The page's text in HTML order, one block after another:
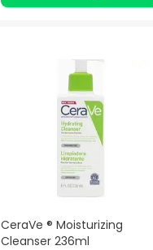
CeraVe ® Moisturizing
Cleanser 236ml